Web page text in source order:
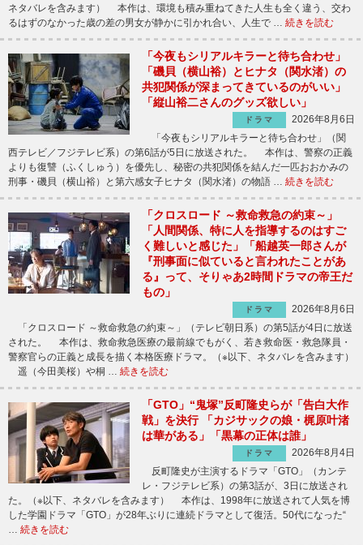
ネタバレを含みます） 本作は、環境も積み重ねてきた人生も全く違う、交わ
るはずのなかった歳の差の男女が静かに引かれ合い、人生で … 続きを読む
「今夜もシリアルキラーと待ち合わせ」
「磯貝（横山裕）とヒナタ（関水渚）の
共犯関係が深まってきているのがいい」
「縦山裕二さんのグッズ欲しい」
ドラマ
2026年8月6日
「今夜もシリアルキラーと待ち合わせ」（関
西テレビ／フジテレビ系）の第6話が5日に放送された。 本作は、警察の正義
よりも復讐（ふくしゅう）を優先し、秘密の共犯関係を結んだ一匹おおかみの
刑事・磯貝（横山裕）と第六感女子ヒナタ（関水渚）の物語 … 続きを読む
「クロスロード ～救命救急の約束～」
「人間関係、特に人を指導するのはすご
く難しいと感じた」「船越英一郎さんが
『刑事面に似ていると言われたことがあ
る』って、そりゃあ2時間ドラマの帝王だ
もの」
ドラマ
2026年8月6日
「クロスロード ～救命救急の約束～」（テレビ朝日系）の第5話が4日に放送
された。 本作は、救命救急医療の最前線でもがく、若き救命医・救急隊員・
警察官らの正義と成長を描く本格医療ドラマ。（※以下、ネタバレを含みます）
遥（今田美桜）や桐 … 続きを読む
「GTO」“鬼塚”反町隆史らが「告白大作
戦」を決行 「カジサックの娘・梶原叶渚
は華がある」「黒幕の正体は誰」
ドラマ
2026年8月4日
反町隆史が主演するドラマ「GTO」（カンテ
レ・フジテレビ系）の第3話が、3日に放送され
た。（※以下、ネタバレを含みます） 本作は、1998年に放送されて人気を博
した学園ドラマ「GTO」が28年ぶりに連続ドラマとして復活。50代になった“
続きを読む